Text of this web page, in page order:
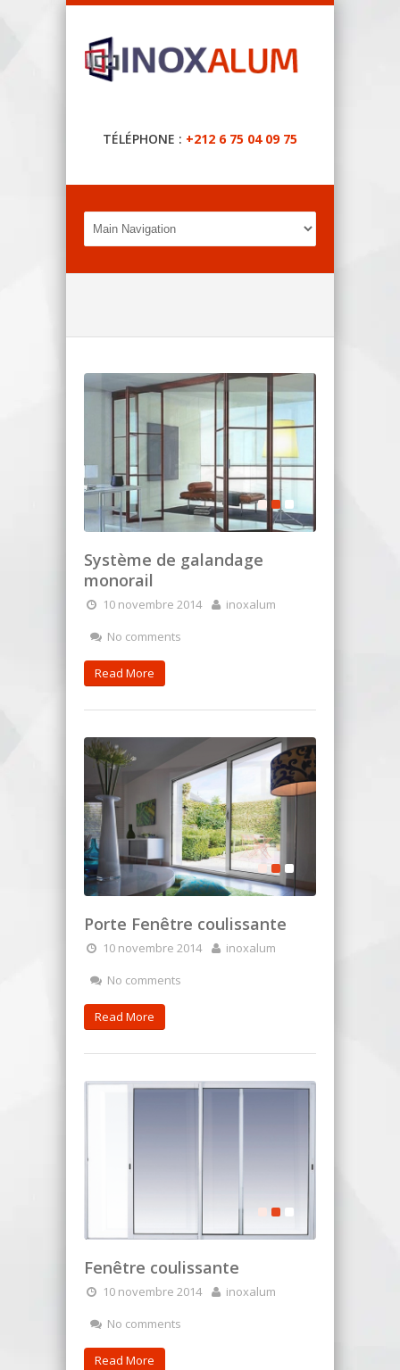
TÉLÉPHONE : +212 6 75 04 09 75
Système de galandage
monorail
10 novembre 2014
inoxalum
No comments
Read More
Porte Fenêtre coulissante
10 novembre 2014
inoxalum
No comments
Read More
Fenêtre coulissante
10 novembre 2014
inoxalum
No comments
Read More